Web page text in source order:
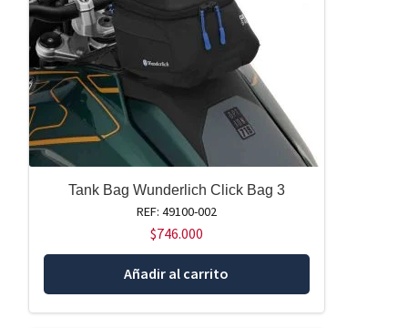
Tank Bag Wunderlich Click Bag 3
REF: 49100-002
$746.000
Añadir al carrito